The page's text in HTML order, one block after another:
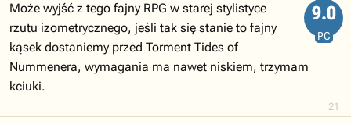
21
9.0
PC
Może wyjść z tego fajny RPG w starej stylistyce
rzutu izometrycznego, jeśli tak się stanie to fajny
kąsek dostaniemy przed Torment Tides of
Nummenera, wymagania ma nawet niskiem, trzymam
kciuki.